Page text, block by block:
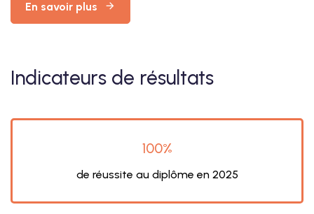
En savoir plus
Indicateurs de résultats
100%
de réussite au diplôme en 2025